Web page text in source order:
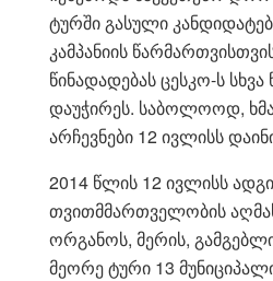
ტურში გასული
კამპანიის
წინადადებას ცესკო-ს
დაუჭირეს. საბოლოოდ,
არჩევნები 12 ივლისს
2014 წლის 12 ივლისს
თვითმმართველობის
ორგანოს, მერის,
მეორე ტური 13